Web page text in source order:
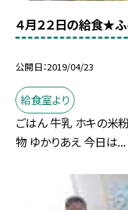
４月２２日の給食★
公開日 2019/04/23
給食室より
ごはん 牛乳 ホキの米
物 ゆかりあえ 今日は...